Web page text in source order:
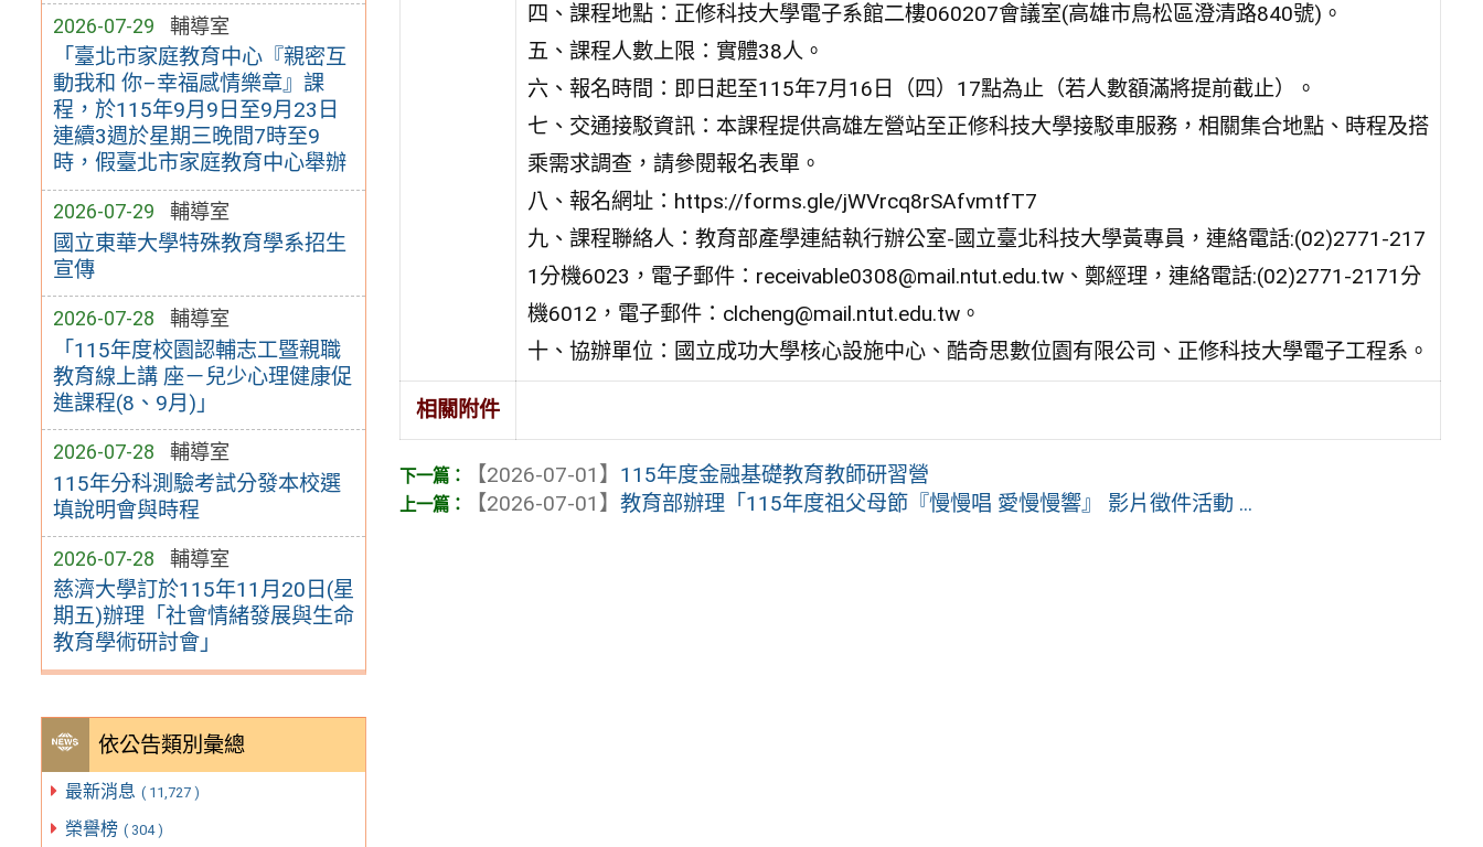
2026-07-29 輔導室
「臺北市家庭教育中心『親密互
動我和 你–幸福感情樂章』課
程，於115年9月9日至9月23日
連續3週於星期三晚間7時至9
時，假臺北市家庭教育中心舉辦
2026-07-29 輔導室
國立東華大學特殊教育學系招生
宣傳
2026-07-28 輔導室
「115年度校園認輔志工暨親職
教育線上講 座－兒少心理健康促
進課程(8、9月)」
2026-07-28 輔導室
115年分科測驗考試分發本校選
填說明會與時程
2026-07-28 輔導室
慈濟大學訂於115年11月20日(星
期五)辦理「社會情緒發展與生命
教育學術研討會」
依公告類別彙總
最新消息 ( 11,727 )
榮譽榜 ( 304 )
四、課程地點：正修科技大學電子系館二樓060207會議室(高雄市鳥松區澄清路840號)。
五、課程人數上限：實體38人。
六、報名時間：即日起至115年7月16日（四）17點為止（若人數額滿將提前截止）。
七、交通接駁資訊：本課程提供高雄左營站至正修科技大學接駁車服務，相關集合地點、時程及搭
乘需求調查，請參閱報名表單。
八、報名網址：https://forms.gle/jWVrcq8rSAfvmtfT7
九、課程聯絡人：教育部產學連結執行辦公室-國立臺北科技大學黃專員，連絡電話:(02)2771-217
1分機6023，電子郵件：receivable0308@mail.ntut.edu.tw、鄭經理，連絡電話:(02)2771-2171分
機6012，電子郵件：clcheng@mail.ntut.edu.tw。
十、協辦單位：國立成功大學核心設施中心、酷奇思數位園有限公司、正修科技大學電子工程系。
相關附件
【2026-07-01】 115年度金融基礎教育教師研習營
【2026-07-01】教育部辦理「115年度祖父母節『慢慢唱 愛慢慢響』 影片徵件活動 ...